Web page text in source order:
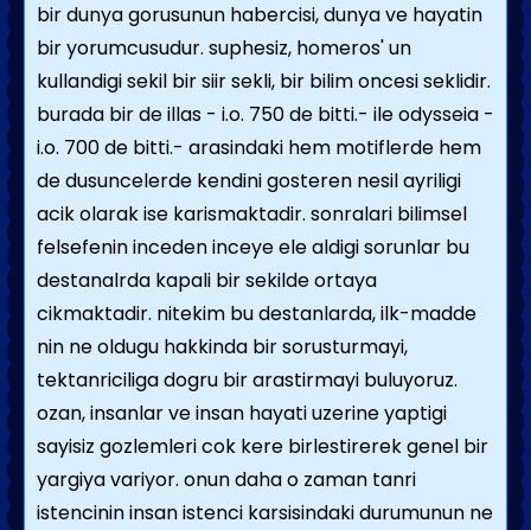
bir dunya gorusunun habercisi, dunya ve hayatin
bir yorumcusudur. suphesiz, homeros' un
kullandigi sekil bir siir sekli, bir bilim oncesi seklidir.
burada bir de illas - i.o. 750 de bitti.- ile odysseia -
i.o. 700 de bitti.- arasindaki hem motiflerde hem
de dusuncelerde kendini gosteren nesil ayriligi
acik olarak ise karismaktadir. sonralari bilimsel
felsefenin inceden inceye ele aldigi sorunlar bu
destanalrda kapali bir sekilde ortaya
cikmaktadir. nitekim bu destanlarda, ilk-madde
nin ne oldugu hakkinda bir sorusturmayi,
tektanriciliga dogru bir arastirmayi buluyoruz.
ozan, insanlar ve insan hayati uzerine yaptigi
sayisiz gozlemleri cok kere birlestirerek genel bir
yargiya variyor. onun daha o zaman tanri
istencinin insan istenci karsisindaki durumunun ne